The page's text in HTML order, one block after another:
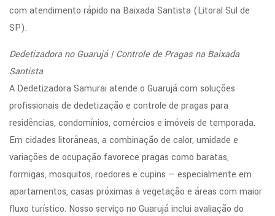
com atendimento rápido na Baixada Santista (Litoral Sul de
SP).
Dedetizadora no Guarujá | Controle de Pragas na Baixada
Santista
A Dedetizadora Samurai atende o Guarujá com soluções
profissionais de dedetização e controle de pragas para
residências, condomínios, comércios e imóveis de temporada.
Em cidades litorâneas, a combinação de calor, umidade e
variações de ocupação favorece pragas como baratas,
formigas, mosquitos, roedores e cupins — especialmente em
apartamentos, casas próximas à vegetação e áreas com maior
fluxo turístico. Nosso serviço no Guarujá inclui avaliação do